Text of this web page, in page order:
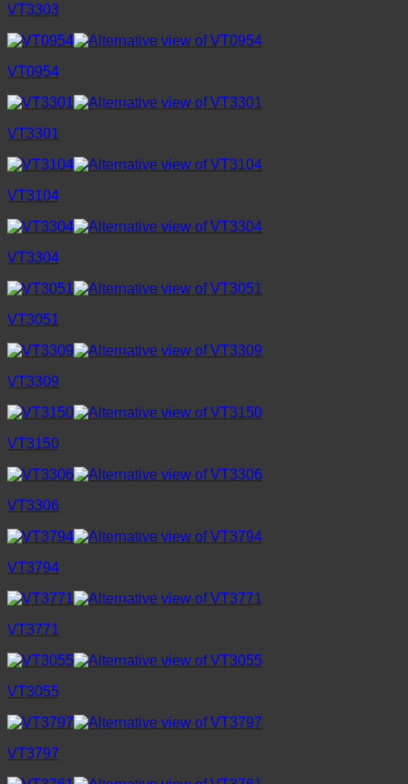
VT3303
VT0954
VT3301
VT3104
VT3304
VT3051
VT3309
VT3150
VT3306
VT3794
VT3771
VT3055
VT3797